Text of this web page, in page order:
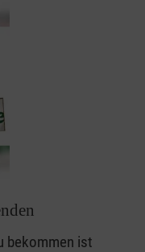
bekommen ist